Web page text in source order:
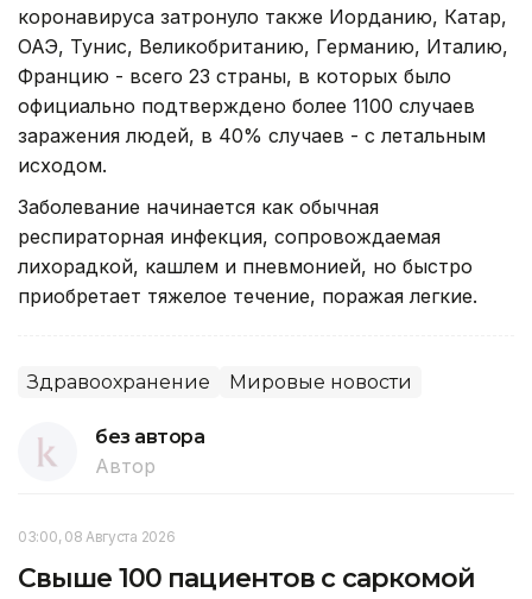
коронавируса затронуло также Иорданию, Катар,
ОАЭ, Тунис, Великобританию, Германию, Италию,
Францию - всего 23 страны, в которых было
официально подтверждено более 1100 случаев
заражения людей, в 40% случаев - с летальным
исходом.
Заболевание начинается как обычная
респираторная инфекция, сопровождаемая
лихорадкой, кашлем и пневмонией, но быстро
приобретает тяжелое течение, поражая легкие.
Здравоохранение Мировые новости
без автора
Автор
03:00, 08 Августа 2026
Свыше 100 пациентов с саркомой